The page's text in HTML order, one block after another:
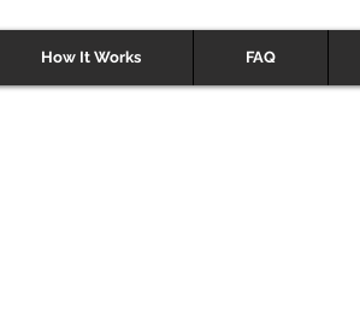
How It Works FAQ